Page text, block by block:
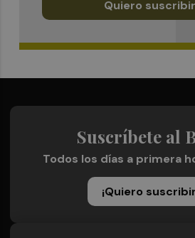
Quiero
Suscríbete al
Todos los días a primera
¡Quiero